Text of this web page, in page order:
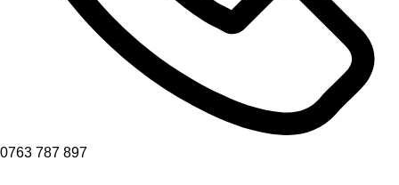
0763 787 897